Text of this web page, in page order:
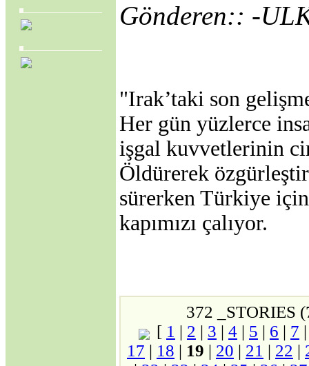
Hristiyanlar Cemiyeti
(Y.M.C.A.) ve
SEVR YASALARI
MECLİS’TEN
Gönderen:: -
"Irak’taki son
Her gün yüzlerce
işgal kuvvetlerinin
Öldürerek
sürerken Türkiye
kapımızı çalıyor.
372 _STORIES
[ 1 | 2 | 3 | 4 | 5 | 6 | 7
17 | 18 | 19 | 20 | 21 | 22 |